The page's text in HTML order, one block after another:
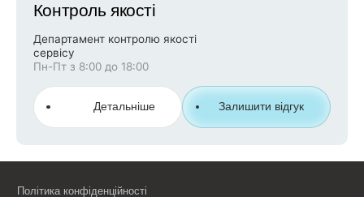
Контроль якості
Департамент контролю якості
сервісу
Пн-Пт з 8:00 до 18:00
Детальніше Залишити відгук
Політика конфіденційності